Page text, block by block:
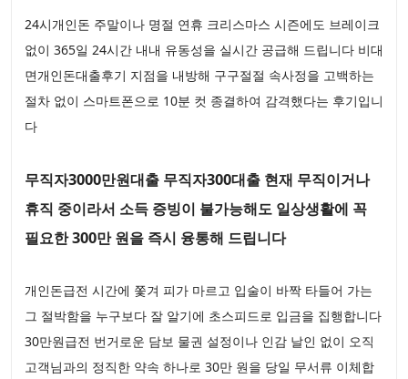
24시개인돈 주말이나 명절 연휴 크리스마스 시즌에도 브레이크
없이 365일 24시간 내내 유동성을 실시간 공급해 드립니다 비대
면개인돈대출후기 지점을 내방해 구구절절 속사정을 고백하는
절차 없이 스마트폰으로 10분 컷 종결하여 감격했다는 후기입니
다
무직자3000만원대출 무직자300대출 현재 무직이거나
휴직 중이라서 소득 증빙이 불가능해도 일상생활에 꼭
필요한 300만 원을 즉시 융통해 드립니다
개인돈급전 시간에 쫓겨 피가 마르고 입술이 바짝 타들어 가는
그 절박함을 누구보다 잘 알기에 초스피드로 입금을 집행합니다
30만원급전 번거로운 담보 물권 설정이나 인감 날인 없이 오직
고객님과의 정직한 약속 하나로 30만 원을 당일 무서류 이체합